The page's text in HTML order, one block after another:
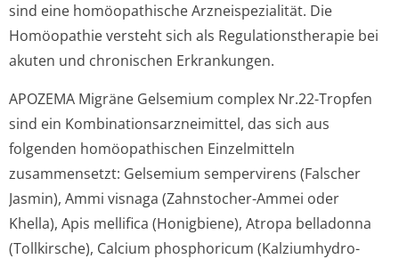
sind eine homöopathische Arzneispezialität. Die
Homöopathie versteht sich als Regulationstherapie bei
akuten und chronischen Erkrankungen.
APOZEMA Migräne Gelsemium complex Nr.22-Tropfen
sind ein Kombinationsar­zneimittel, das sich aus
folgenden homöopathischen Einzelmitteln
zusammensetzt: Gelsemium sempervirens (Falscher
Jasmin), Ammi visnaga (Zahnstocher-Ammei oder
Khella), Apis mellifica (Honigbiene), Atropa belladonna
(Tollkirsche), Calcium phosphoricum (Kalziumhydro­